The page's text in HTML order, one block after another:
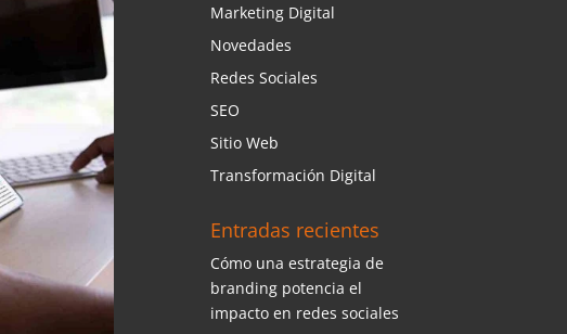
Marketing Digital
Novedades
Redes Sociales
SEO
Sitio Web
Transformación Digital
Entradas recientes
Cómo una estrategia de
branding potencia el
impacto en redes sociales